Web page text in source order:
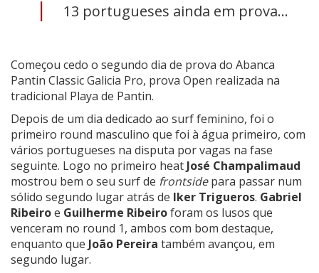
13 portugueses ainda em prova...
Começou cedo o segundo dia de prova do Abanca
Pantin Classic Galicia Pro, prova Open realizada na
tradicional Playa de Pantin.
Depois de um dia dedicado ao surf feminino, foi o
primeiro round masculino que foi à água primeiro, com
vários portugueses na disputa por vagas na fase
seguinte. Logo no primeiro heat José Champalimaud
mostrou bem o seu surf de frontsidepara passar num
sólido segundo lugar atrás de Iker Trigueros. Gabriel
Ribeiroe Guilherme Ribeiroforam os lusos que
venceram no round 1, ambos com bom destaque,
enquanto que João Pereira também avançou, em
segundo lugar.